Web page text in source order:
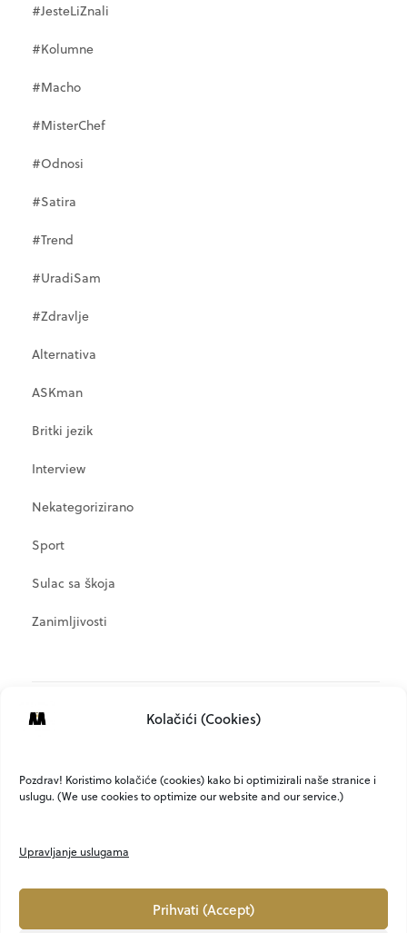
Kolačići (Cookies)
Pozdrav! Koristimo kolačiće (cookies) kako bi optimizirali naše stranice i
uslugu. (We use cookies to optimize our website and our service.)
Upravljanje uslugama
Prihvati (Accept)
#JesteLiZnali
#Kolumne
#Macho
#MisterChef
#Odnosi
#Satira
#Trend
#UradiSam
#Zdravlje
Alternativa
ASKman
Britki jezik
Interview
Nekategorizirano
Sport
Sulac sa škoja
Zanimljivosti
Kanal objava
Kanal komentara